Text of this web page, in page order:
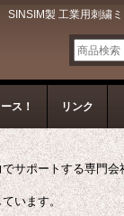
製 工業用刺繍ミ
ス！ リンク
サポートする専門会
います。